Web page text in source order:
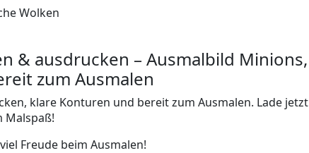
Wolken
& ausdrucken – Ausmalbild Minions,
zum Ausmalen
klare Konturen und bereit zum Ausmalen. Lade jetzt
Freude beim Ausmalen!